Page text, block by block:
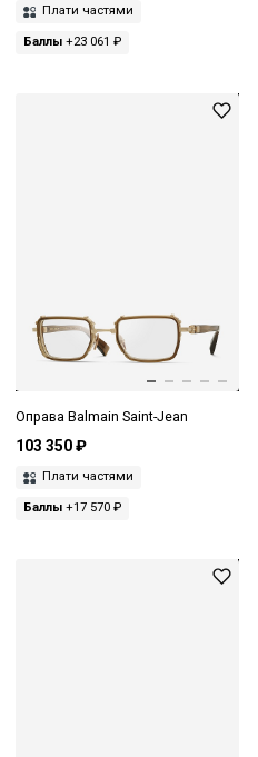
Плати частями
Баллы +23 061 ₽
Оправа Balmain Saint-Jean
103 350 ₽
Плати частями
Баллы +17 570 ₽